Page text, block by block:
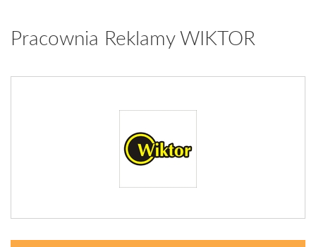
Pracownia Reklamy WIKTOR